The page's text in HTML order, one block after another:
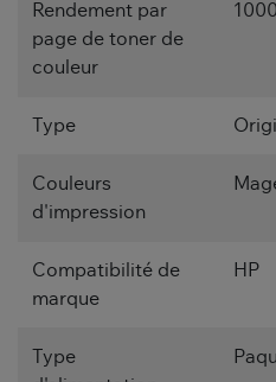
Rendement par
page de toner de
couleur
Type
Couleurs
d'impression
Compatibilité de
marque
HP
Type